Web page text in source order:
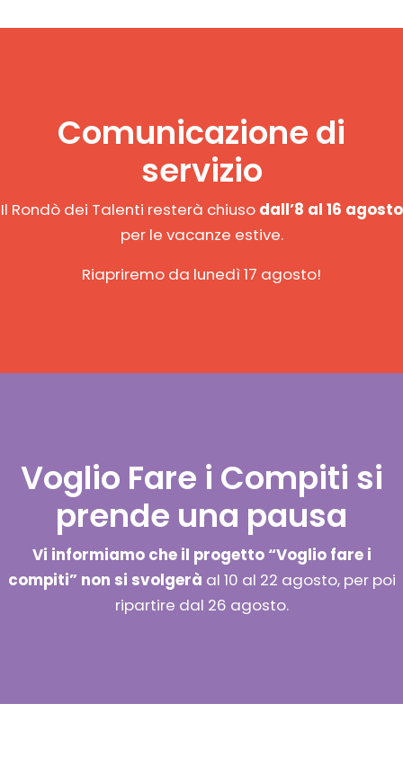
Comunicazione di
servizio
Il Rondò dei Talenti resterà chiuso dall’8 al 16 agosto
per le vacanze estive.
Riapriremo da lunedì 17 agosto!
Voglio Fare i Compiti si
prende una pausa
Vi informiamo che il progetto “Voglio fare i
compiti” non si svolgerà al 10 al 22 agosto, per poi
ripartire dal 26 agosto.